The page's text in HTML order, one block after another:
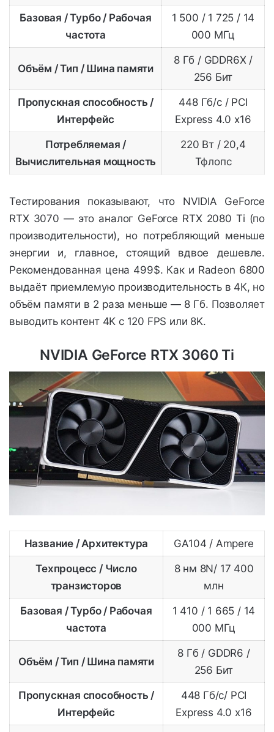
Базовая / Турбо / Рабочая
частота
1 500 / 1 725 / 14
000 МГц
Объём / Тип / Шина памяти
8 Гб / GDDR6X /
256 Бит
Пропускная способность /
Интерфейс
448 Гб/с / PCI
Express 4.0 x16
Потребляемая /
Вычислительная мощность
220 Вт / 20,4
Тфлопс
Тестирования показывают, что NVIDIA GeForce
RTX 3070 — это аналог GeForce RTX 2080 Ti (по
производительности), но потребляющий меньше
энергии и, главное, стоящий вдвое дешевле.
Рекомендованная цена 499$. Как и Radeon 6800
выдаёт приемлемую производительность в 4К, но
объём памяти в 2 раза меньше — 8 Гб. Позволяет
выводить контент 4K с 120 FPS или 8K.
NVIDIA GeForce RTX 3060 Ti
Название / Архитектура GA104 / Ampere
Техпроцесс / Число
транзисторов
8 нм 8N/ 17 400
млн
Базовая / Турбо / Рабочая
частота
1 410 / 1 665 / 14
000 МГц
Объём / Тип / Шина памяти
8 Гб / GDDR6 /
256 Бит
Пропускная способность /
Интерфейс
448 Гб/с/ PCI
Express 4.0 x16